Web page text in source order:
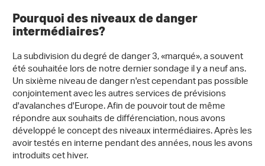
Pourquoi des niveaux de danger
intermédiaires?
La subdivision du degré de danger 3, «marqué», a souvent
été souhaitée lors de notre dernier sondage il y a neuf ans.
Un sixième niveau de danger n'est cependant pas possible
conjointement avec les autres services de prévisions
d'avalanches d'Europe. Afin de pouvoir tout de même
répondre aux souhaits de différenciation, nous avons
développé le concept des niveaux intermédiaires. Après les
avoir testés en interne pendant des années, nous les avons
introduits cet hiver.